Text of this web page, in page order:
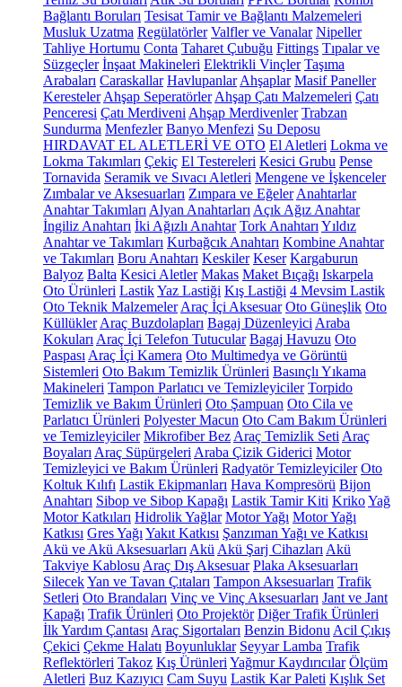
Bağlantı Boruları Tesisat Tamir ve Bağlantı Malzemeleri
Musluk Uzatma Regülatörler Valfler ve Vanalar Nipeller
Tahliye Hortumu Conta Taharet Çubuğu Fittings Tıpalar ve
Süzgeçler İnşaat Makineleri Elektrikli Vinçler Taşıma
Arabaları Caraskallar Havlupanlar Ahşaplar Masif Paneller
Keresteler Ahşap Seperatörler Ahşap Çatı Malzemeleri Çatı
Penceresi Çatı Merdiveni Ahşap Merdivenler Trabzan
Sundurma Menfezler Banyo Menfezi Su Deposu
HIRDAVAT EL ALETLERİ VE OTO El Aletleri Lokma ve
Lokma Takımları Çekiç El Testereleri Kesici Grubu Pense
Tornavida Seramik ve Sıvacı Aletleri Mengene ve İşkenceler
Zımbalar ve Aksesuarları Zımpara ve Eğeler Anahtarlar
Anahtar Takımları Alyan Anahtarları Açık Ağız Anahtar
İngiliz Anahtarı İki Ağızlı Anahtar Tork Anahtarı Yıldız
Anahtar ve Takımları Kurbağcık Anahtarı Kombine Anahtar
ve Takımları Boru Anahtarı Keskiler Keser Kargaburun
Balyoz Balta Kesici Aletler Makas Maket Bıçağı Iskarpela
Oto Ürünleri LastikYaz Lastiği Kış Lastiği 4 Mevsim Lastik
Oto Teknik Malzemeler Araç İçi Aksesuar Oto Güneşlik Oto
Küllükler Araç Buzdolapları Bagaj Düzenleyici Araba
Kokuları Araç İçi Telefon Tutucular Bagaj Havuzu Oto
Paspası Araç İçi Kamera Oto Multimedya ve Görüntü
Sistemleri Oto Bakım Temizlik Ürünleri Basınçlı Yıkama
Makineleri Tampon Parlatıcı ve Temizleyiciler Torpido
Temizlik ve Bakım Ürünleri Oto Şampuan Oto Cila ve
Parlatıcı Ürünleri Polyester Macun Oto Cam Bakım Ürünleri
ve Temizleyiciler Mikrofiber Bez Araç Temizlik Seti Araç
Boyaları Araç Süpürgeleri Araba Çizik Giderici Motor
Temizleyici ve Bakım Ürünleri Radyatör Temizleyiciler Oto
Koltuk Kılıfı Lastik Ekipmanları Hava Kompresörü Bijon
Anahtarı Sibop ve Sibop Kapağı Lastik Tamir Kiti KrikoYağ
Motor Katkıları Hidrolik Yağlar Motor Yağı Motor Yağı
Katkısı Gres Yağı Yakıt Katkısı Şanzıman Yağı ve Katkısı
Akü ve Akü Aksesuarları Akü Akü Şarj Cihazları Akü
Takviye Kablosu Araç Dış Aksesuar Plaka Aksesuarları
SilecekYan ve Tavan Çıtaları Tampon Aksesuarları Trafik
Setleri Oto Brandaları Vinç ve Vinç Aksesuarları Jant ve Jant
Kapağı Trafik Ürünleri Oto Projektör Diğer Trafik Ürünleri
İlk Yardım Çantası Araç Sigortaları Benzin Bidonu Acil Çıkış
Çekici Çekme Halatı Boyunluklar Seyyar Lamba Trafik
Reflektörleri Takoz Kış Ürünleri Yağmur Kaydırıcılar Ölçüm
Aletleri Buz Kazıyıcı Cam Suyu Lastik Kar Paleti Kışlık Set